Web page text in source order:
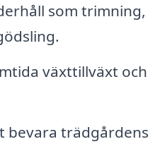
som trimning,
växttillväxt och
bevara trädgårdens